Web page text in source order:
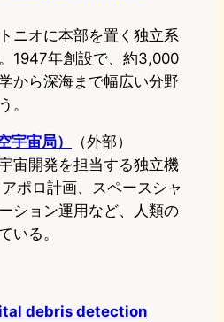
ニオに本部を置く独立系
1947年創設で、約3,000
から深海まで幅広い分野
。
宇宙局）
（外部）
宙開発を担当する独立機
ポロ計画、スペースシャ
ション運用など、人類の
いる。
debris detection